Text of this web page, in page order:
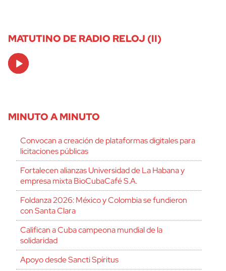
MATUTINO DE RADIO RELOJ (II)
Audio
Player
MINUTO A MINUTO
Convocan a creación de plataformas digitales para
licitaciones públicas
Fortalecen alianzas Universidad de La Habana y
empresa mixta BioCubaCafé S.A.
Foldanza 2026: México y Colombia se fundieron
con Santa Clara
Califican a Cuba campeona mundial de la
solidaridad
Apoyo desde Sancti Spíritus